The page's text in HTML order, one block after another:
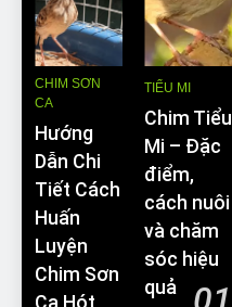
CHIM SƠN
CA
Hướng
Dẫn Chi
Tiết Cách
Huấn
Luyện
Chim Sơn
TIỂU MI
Chim Tiểu
Mi – Đặc
điểm,
cách nuôi
và chăm
sóc hiệu
quả